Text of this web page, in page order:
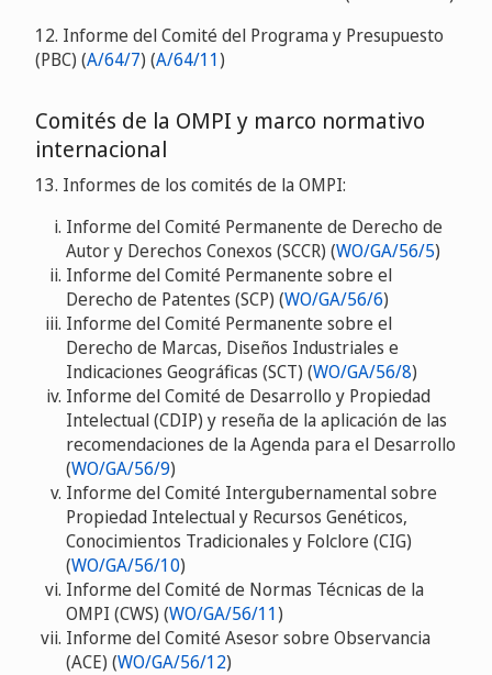
12. Informe del Comité del Programa y Presupuesto
(PBC) (A/64/7) (A/64/11)
Comités de la OMPI y marco normativo
internacional
13. Informes de los comités de la OMPI:
Informe del Comité Permanente de Derecho de
Autor y Derechos Conexos (SCCR) (WO/GA/56/5)
Informe del Comité Permanente sobre el
Derecho de Patentes (SCP) (WO/GA/56/6)
Informe del Comité Permanente sobre el
Derecho de Marcas, Diseños Industriales e
Indicaciones Geográficas (SCT) (WO/GA/56/8)
Informe del Comité de Desarrollo y Propiedad
Intelectual (CDIP) y reseña de la aplicación de las
recomendaciones de la Agenda para el Desarrollo
(WO/GA/56/9)
Informe del Comité Intergubernamental sobre
Propiedad Intelectual y Recursos Genéticos,
Conocimientos Tradicionales y Folclore (CIG)
(WO/GA/56/10)
Informe del Comité de Normas Técnicas de la
OMPI (CWS) (WO/GA/56/11)
Informe del Comité Asesor sobre Observancia
(ACE) (WO/GA/56/12)